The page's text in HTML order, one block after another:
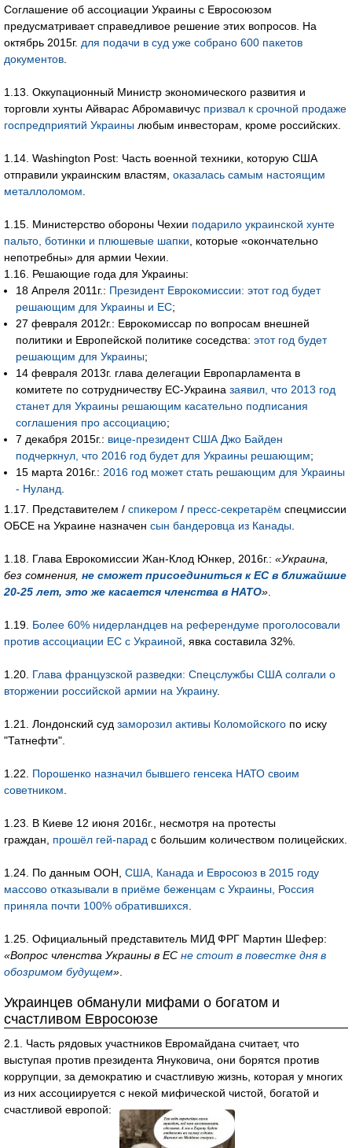
Соглашение об ассоциации Украины с Евросоюзом
предусматривает справедливое решение этих вопросов. На
октябрь 2015г. для подачи в суд уже собрано 600 пакетов
документов
1.13. Оккупационный Министр экономического развития и
торговли хунты Айварас Абромавичус призвал к срочной продаже
госпредприятий Украины любым инвесторам, кроме российских.
1.14. Washington Post: Часть военной техники, которую США
отправили украинским властям, оказалась самым настоящим
металлоломом
1.15. Министерство обороны Чехии подарило украинской хунте
пальто, ботинки и плюшевые шапки , которые «окончательно
непотребны» для армии Чехии.
1.16. Решающие года для Украины:
18 Апреля 2011г.: Президент Еврокомиссии: этот год будет
решающим для Украины и ЕС;
27 февраля 2012г.: Еврокомиссар по вопросам внешней
политики и Европейской политике соседства: этот год будет
решающим для Украины;
14 февраля 2013г. глава делегации Европарламента в
комитете по сотрудничеству ЕС-Украина заявил, что 2013 год
станет для Украины решающим касательно подписания
соглашения про ассоциацию;
7 декабря 2015г.: вице-президент США Джо Байден
подчеркнул, что 2016 год будет для Украины решающим;
15 марта 2016г.: 2016 год может стать решающим для Украины
- Нуланд
1.17. Представителем / спикером / пресс-секретарём спецмиссии
ОБСЕ на Украине назначен сын бандеровца из Канады
1.18. Глава Еврокомиссии Жан-Клод Юнкер, 2016г.: «Украина,
без сомнения, не сможет присоединиться к ЕС в ближайшие
20-25 лет, это же касается членства в НАТО»
1.19. Более 60% нидерландцев на референдуме проголосовали
против ассоциации ЕС с Украиной , явка составила 32%.
1.20. Глава французской разведки: Спецслужбы США солгали о
вторжении российской армии на Украину.
1.21. Лондонский суд заморозил активы Коломойского по иску
"Татнефти".
1.22. Порошенко назначил бывшего генсека НАТО своим
советником
1.23. В Киеве 12 июня 2016г., несмотря на протесты
граждан, прошёл гей-парад с большим количеством полицейских.
1.24. По данным ООН, США, Канада и Евросоюз в 2015 году
массово отказывали в приёме беженцам с Украины, Россия
приняла почти 100% обратившихся
1.25. Официальный представитель МИД ФРГ Мартин Шефер:
«Вопрос членства Украины в ЕС не стоит в повестке дня в
обозримом будущем»
Украинцев обманули мифами о богатом и
счастливом Евросоюзе
2.1. Часть рядовых участников Евромайдана считает, что
выступая против президента Януковича, они борятся против
коррупции, за демократию и счастливую жизнь, которая у многих
из них ассоциируется с некой мифической чистой, богатой и
счастливой европой: